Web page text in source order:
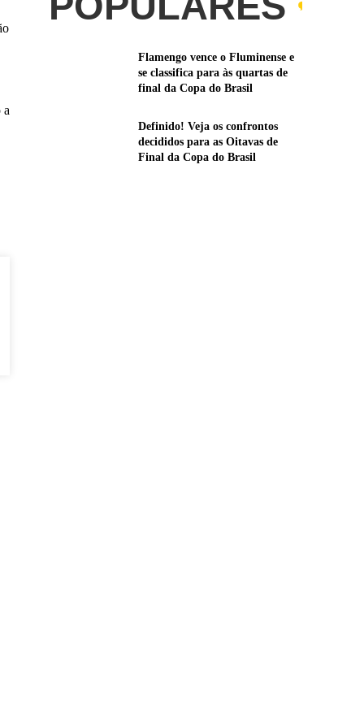
a
Flamengo vence o Fluminense e
se classifica para às quartas de
final da Copa do Brasil
Definido! Veja os confrontos
decididos para as Oitavas de
Final da Copa do Brasil